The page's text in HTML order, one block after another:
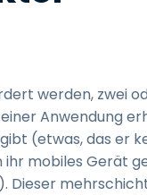
werden, zwei
Anwendung
(etwas, das er
ihr mobiles Gerät
Dieser